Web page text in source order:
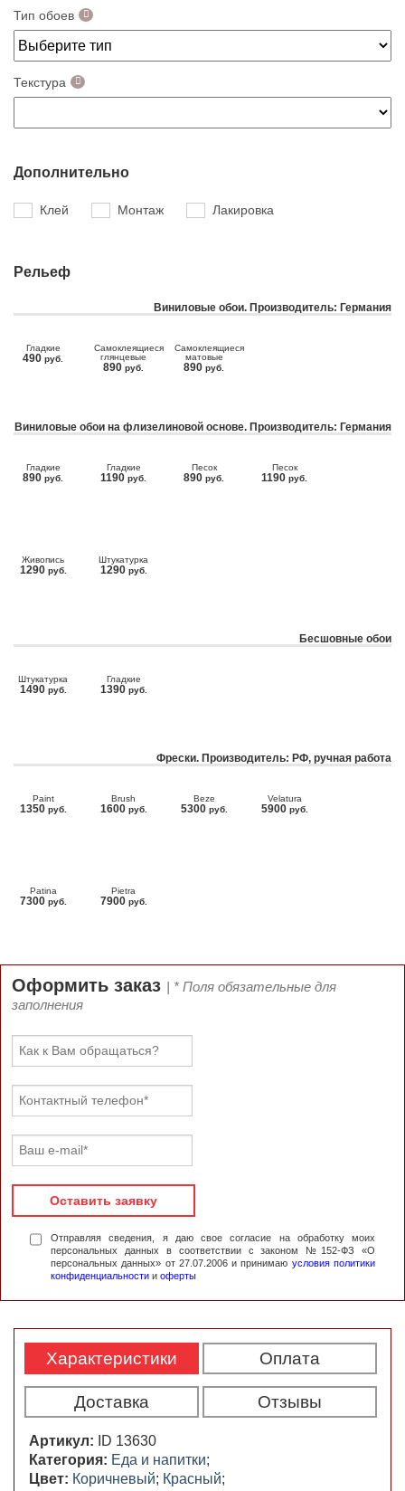
Тип обоев
Текстура
Дополнительно
Клей Монтаж Лакировка
Рельеф
Виниловые обои. Производитель: Германия
Гладкие
490 руб.
Самоклеящиеся
глянцевые
890 руб.
Самоклеящиеся
матовые
890 руб.
Виниловые обои на флизелиновой основе. Производитель: Германия
Гладкие
890 руб.
Гладкие
1190 руб.
Песок
890 руб.
Песок
1190 руб.
Живопись
1290 руб.
Штукатурка
1290 руб.
Бесшовные обои
Штукатурка
1490 руб.
Гладкие
1390 руб.
Фрески. Производитель: РФ, ручная работа
Paint
1350 руб.
Brush
1600 руб.
Beze
5300 руб.
Velatura
5900 руб.
Patina
7300 руб.
Pietra
7900 руб.
Оформить заказ | * Поля обязательные для
заполнения
Оставить заявку
Отправляя сведения, я даю свое согласие на обработку моих
персональных данных в соответствии с законом №152-ФЗ «О
персональных данных» от 27.07.2006 и принимаю условия политики
конфиденциальности и оферты
Характеристики Оплата
Доставка Отзывы
Артикул:
ID 13630
Категория: Еда и напитки;
Цвет: Коричневый; Красный;